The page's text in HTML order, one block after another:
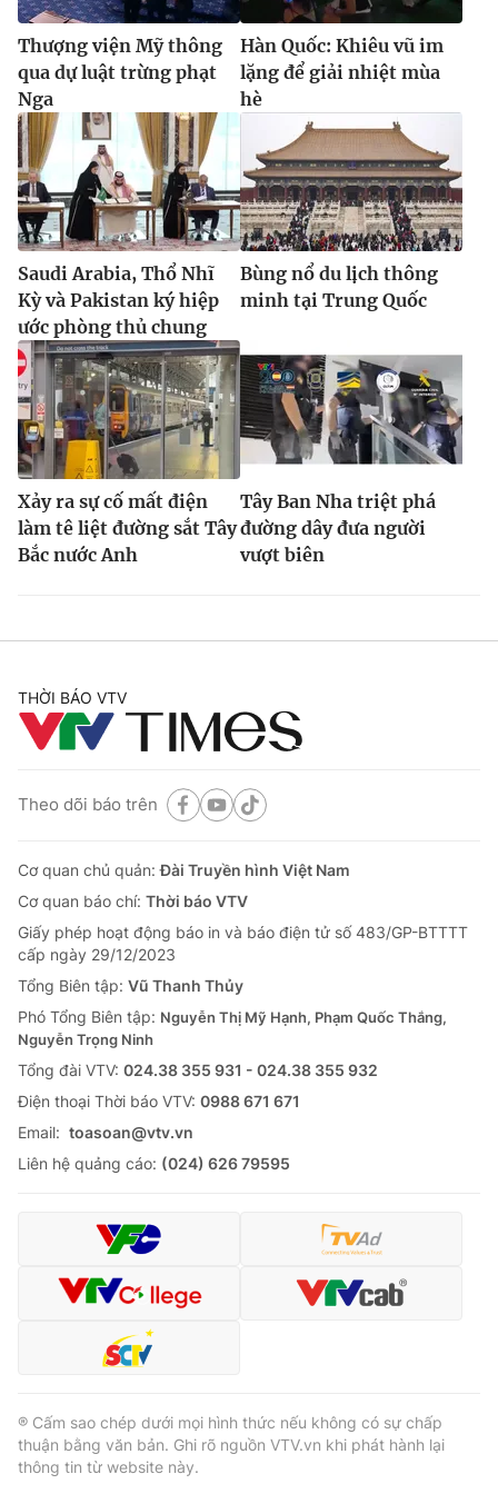
Thượng viện Mỹ thông
qua dự luật trừng phạt
Nga
Hàn Quốc: Khiêu vũ im
lặng để giải nhiệt mùa
hè
Saudi Arabia, Thổ Nhĩ
Kỳ và Pakistan ký hiệp
ước phòng thủ chung
Bùng nổ du lịch thông
minh tại Trung Quốc
Xảy ra sự cố mất điện
làm tê liệt đường sắt Tây
Bắc nước Anh
Tây Ban Nha triệt phá
đường dây đưa người
vượt biên
THỜI BÁO VTV
Theo dõi báo trên
Cơ quan chủ quản:Đài Truyền hình Việt Nam
Cơ quan báo chí: Thời báo VTV
Giấy phép hoạt động báo in và báo điện tử số 483/GP-BTTTT
cấp ngày 29/12/2023
Tổng Biên tập: Vũ Thanh Thủy
Phó Tổng Biên tập: Nguyễn Thị Mỹ Hạnh, Phạm Quốc Thắng,
Nguyễn Trọng Ninh
Tổng đài VTV: 024.38 355 931 - 024.38 355 932
Ðiện thoại Thời báo VTV: 0988 671 671
Email: toasoan@vtv.vn
Liên hệ quảng cáo: (024) 626 79595
® Cấm sao chép dưới mọi hình thức nếu không có sự chấp
thuận bằng văn bản. Ghi rõ nguồn VTV.vn khi phát hành lại
thông tin từ website này.